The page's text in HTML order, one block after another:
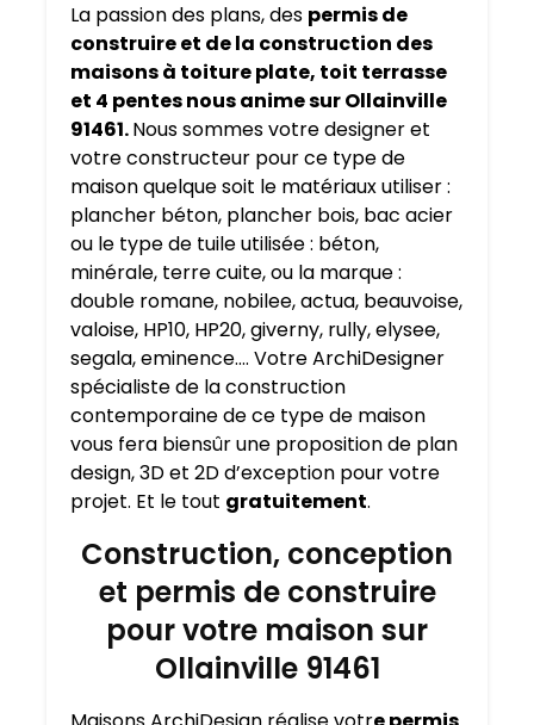
La passion des plans, des permis de
construire et de la construction des
maisons à toiture plate, toit terrasse
et 4 pentes nous anime sur Ollainville
91461.Nous sommes votre designer et
votre constructeur pour ce type de
maison quelque soit le matériaux utiliser :
plancher béton, plancher bois, bac acier
ou le type de tuile utilisée : béton,
minérale, terre cuite, ou la marque :
double romane, nobilee, actua, beauvoise,
valoise, HP10, HP20, giverny, rully, elysee,
segala, eminence…. Votre ArchiDesigner
spécialiste de la construction
contemporaine de ce type de maison
vous fera biensûr une proposition de plan
design, 3D et 2D d’exception pour votre
projet. Et le tout gratuitement.
Construction, conception
et permis de construire
pour votre maison sur
Ollainville 91461